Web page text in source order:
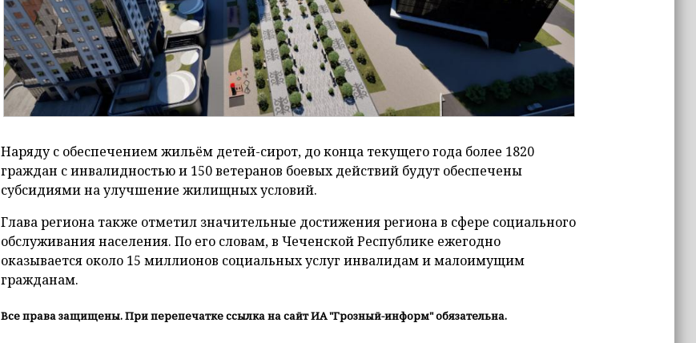
Наряду с обеспечением жильём детей-сирот, до конца текущего года более 1820
граждан с инвалидностью и 150 ветеранов боевых действий будут обеспечены
субсидиями на улучшение жилищных условий.
Глава региона также отметил значительные достижения региона в сфере социального
обслуживания населения. По его словам, в Чеченской Республике ежегодно
оказывается около 15 миллионов социальных услуг инвалидам и малоимущим
гражданам.
Все права защищены. При перепечатке ссылка на сайт ИА "Грозный-информ" обязательна.